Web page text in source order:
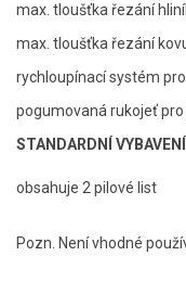
max. tloušťka řezání
max. tloušťka řezání
rychloupínací systém
pogumovaná rukojeť
STANDARDNÍ
obsahuje 2 pilové list
Pozn. Není vhodné